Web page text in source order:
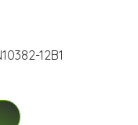
12B1